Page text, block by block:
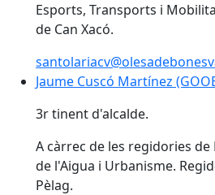
Esports, Transports i
de Can Xacó.
Jaume Cuscó Martínez
Jaume Cuscó Martínez
3r tinent d'alcalde.
A càrrec de les regidories
de l'Aigua i Urbanisme.
Pèlag.